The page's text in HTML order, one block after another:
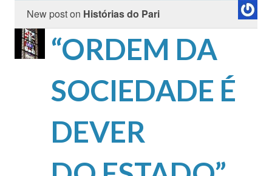
New post on Histórias do Pari
“ORDEM DA
SOCIEDADE É
DEVER